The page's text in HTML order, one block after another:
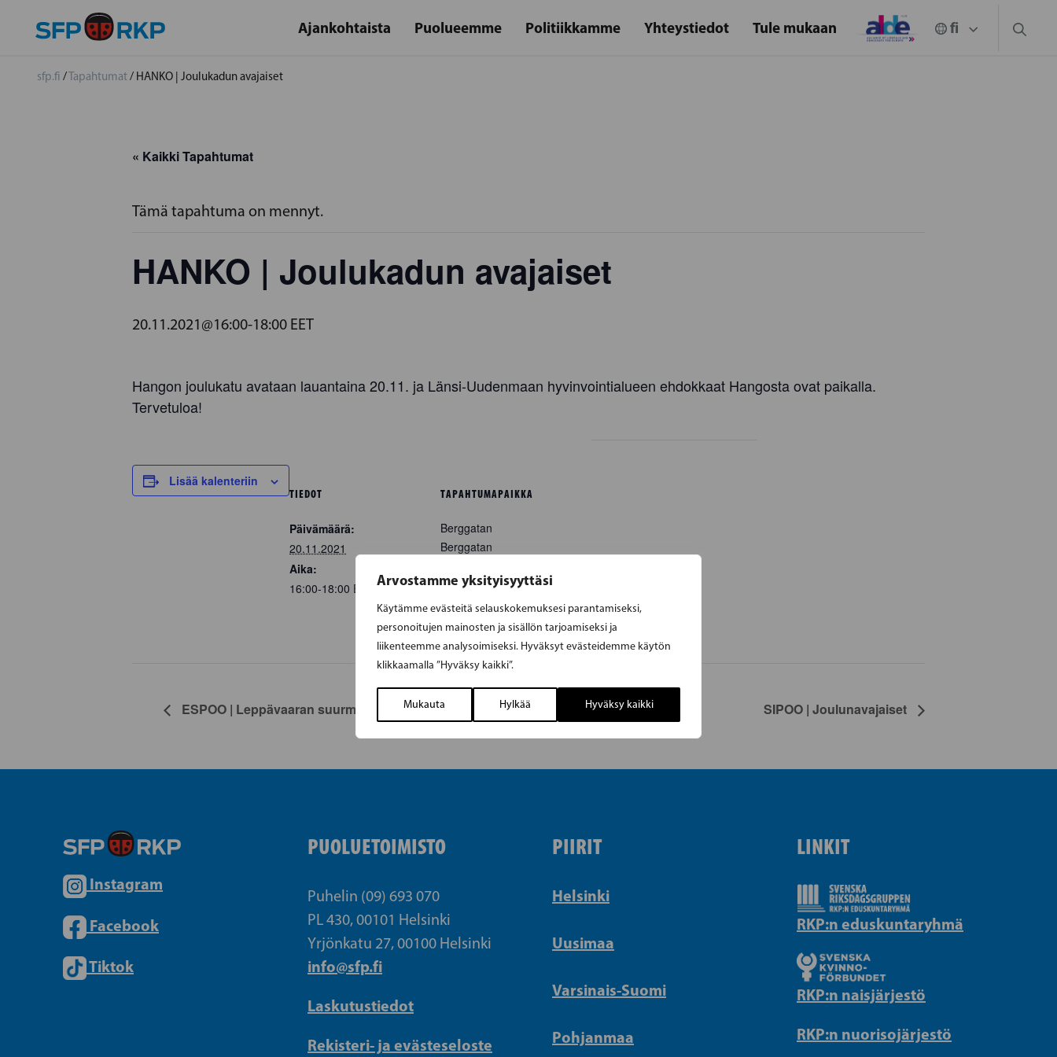
Arvostamme yksityisyyttäsi
Käytämme evästeitä selauskokemuksesi parantamiseksi,
personoitujen mainosten ja sisällön tarjoamiseksi ja
liikenteemme analysoimiseksi. Hyväksyt evästeidemme käytön
klikkaamalla ”Hyväksy kaikki”.
Mukauta Hylkää Hyväksy kaikki
Ajankohtaista Puolueemme Politiikkamme Yhteystiedot Tule mukaan
sfp.fi /Tapahtumat/ HANKO | Joulukadun avajaiset
« Kaikki Tapahtumat
Tämä tapahtuma on mennyt.
HANKO | Joulukadun avajaiset
20.11.2021@16:00-18:00 EET
Hangon joulukatu avataan lauantaina 20.11. ja Länsi-Uudenmaan hyvinvointialueen ehdokkaat Hangosta ovat paikalla.
Tervetuloa!
Lisää kalenteriin
TIEDOT
Päivämäärä:
20.11.2021
Aika:
16:00-18:00 EET
TAPAHTUMAPAIKKA
Berggatan
Berggatan
Google Map
ESPOO | Leppävaaran suurmarkkinat SIPOO | Joulunavajaiset
Instagram
Facebook
Tiktok
PUOLUETOIMISTO
Puhelin (09) 693 070
PL 430, 00101 Helsinki
Yrjönkatu 27, 00100 Helsinki
info@sfp.fi
Laskutustiedot
Rekisteri- ja evästeseloste
PIIRIT
Helsinki
Uusimaa
Varsinais-Suomi
Pohjanmaa
LINKIT
RKP:n eduskuntaryhmä
RKP:n naisjärjestö
RKP:n nuorisojärjestö